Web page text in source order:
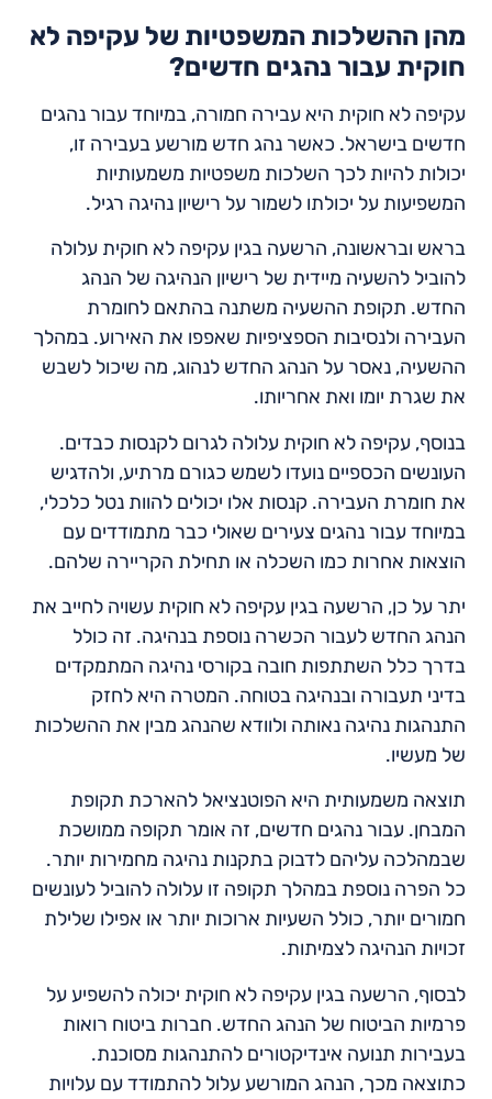
מהן ההשלכות המשפטיות של עקיפה לא
חוקית עבור נהגים חדשים?
עקיפה לא חוקית היא עבירה חמורה, במיוחד עבור נהגים
חדשים בישראל. כאשר נהג חדש מורשע בעבירה זו,
יכולות להיות לכך השלכות משפטיות משמעותיות
המשפיעות על יכולתו לשמור על רישיון נהיגה רגיל.
בראש ובראשונה, הרשעה בגין עקיפה לא חוקית עלולה
להוביל להשעיה מיידית של רישיון הנהיגה של הנהג
החדש. תקופת ההשעיה משתנה בהתאם לחומרת
העבירה ולנסיבות הספציפיות שאפפו את האירוע. במהלך
ההשעיה, נאסר על הנהג החדש לנהוג, מה שיכול לשבש
את שגרת יומו ואת אחריותו.
בנוסף, עקיפה לא חוקית עלולה לגרום לקנסות כבדים.
העונשים הכספיים נועדו לשמש כגורם מרתיע, ולהדגיש
את חומרת העבירה. קנסות אלו יכולים להוות נטל כלכלי,
במיוחד עבור נהגים צעירים שאולי כבר מתמודדים עם
הוצאות אחרות כמו השכלה או תחילת הקריירה שלהם.
יתר על כן, הרשעה בגין עקיפה לא חוקית עשויה לחייב את
הנהג החדש לעבור הכשרה נוספת בנהיגה. זה כולל
בדרך כלל השתתפות חובה בקורסי נהיגה המתמקדים
בדיני תעבורה ובנהיגה בטוחה. המטרה היא לחזק
התנהגות נהיגה נאותה ולוודא שהנהג מבין את ההשלכות
של מעשיו.
תוצאה משמעותית היא הפוטנציאל להארכת תקופת
המבחן. עבור נהגים חדשים, זה אומר תקופה ממושכת
שבמהלכה עליהם לדבוק בתקנות נהיגה מחמירות יותר.
כל הפרה נוספת במהלך תקופה זו עלולה להוביל לעונשים
חמורים יותר, כולל השעיות ארוכות יותר או אפילו שלילת
זכויות הנהיגה לצמיתות.
לבסוף, הרשעה בגין עקיפה לא חוקית יכולה להשפיע על
פרמיות הביטוח של הנהג החדש. חברות ביטוח רואות
בעבירות תנועה אינדיקטורים להתנהגות מסוכנת.
כתוצאה מכך, הנהג המורשע עלול להתמודד עם עלויות